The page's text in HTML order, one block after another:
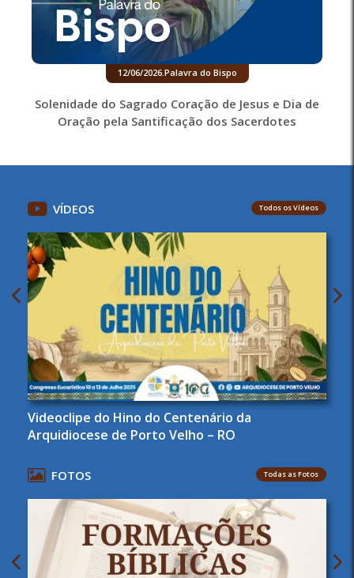
12/06/2026.Palavra do Bispo
Solenidade do Sagrado Coração de Jesus e Dia de
Oração pela Santificação dos Sacerdotes
VÍDEOS Todos os Vídeos
Videoclipe do Hino do Centenário da
Arquidiocese de Porto Velho – RO
FOTOS Todas as Fotos